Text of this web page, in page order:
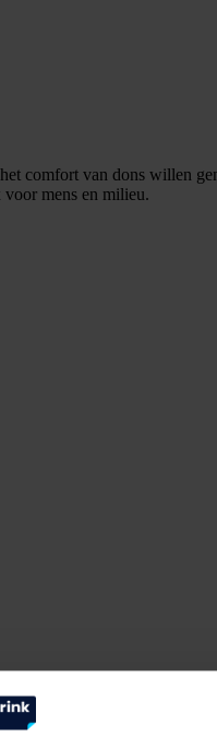
comfort van dons willen
voor mens en milieu.